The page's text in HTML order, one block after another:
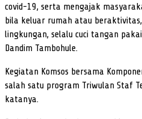
covid-19, serta mengajak
bila keluar rumah atau
lingkungan, selalu cuci tangan
Dandim Tambohule.
Kegiatan Komsos bersama
salah satu program Triwulan Staf
katanya.